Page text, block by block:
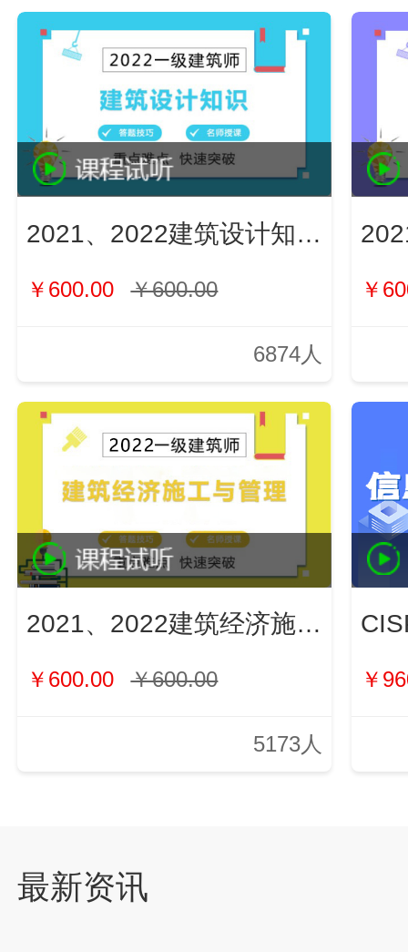
2021、2022建筑设计知识（新）
￥600.00 ￥600.00
6874人
￥
2021、2022建筑经济施工与管理（新）
￥600.00 ￥600.00
5173人
￥
最新资讯